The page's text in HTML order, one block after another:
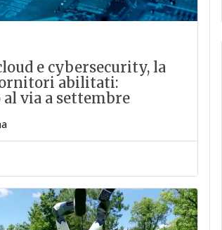
e cybersecurity, la
abilitati:
via a settembre